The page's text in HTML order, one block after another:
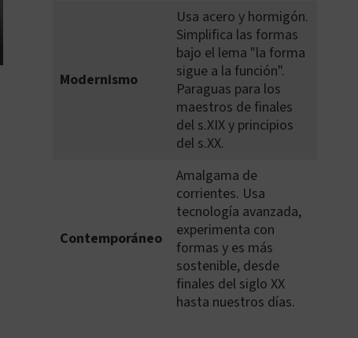
Modernismo
Usa acero y hormigón.
Simplifica las formas
bajo el lema "la forma
sigue a la función".
Paraguas para los
maestros de finales
del s.XIX y principios
del s.XX.
Contemporáneo
Amalgama de
corrientes. Usa
tecnología avanzada,
experimenta con
formas y es más
sostenible, desde
finales del siglo XX
hasta nuestros días.